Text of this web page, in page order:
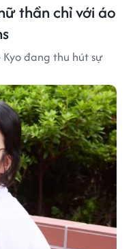
thần chỉ với áo
đang thu hút sự